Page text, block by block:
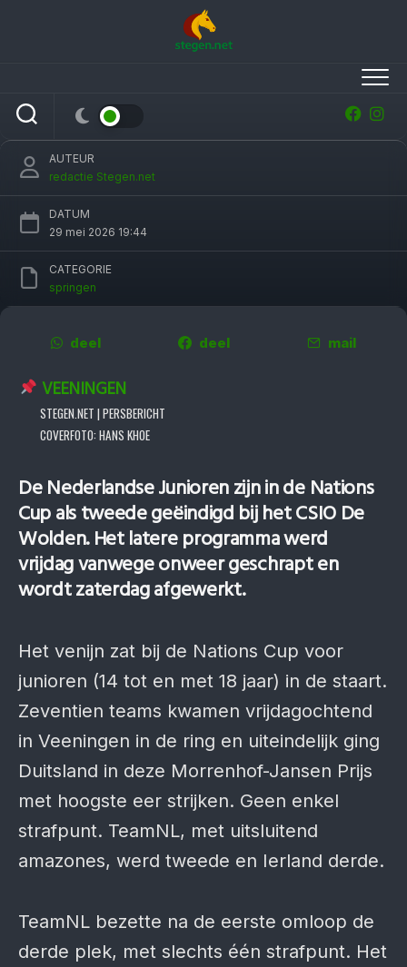
avondprogramma geschrapt
AUTEUR
redactie Stegen.net
DATUM
29 mei 2026 19:44
CATEGORIE
springen
deel deel mail
VEENINGEN
STEGEN.NET | PERSBERICHT
COVERFOTO: HANS KHOE
De Nederlandse Junioren zijn in de Nations
Cup als tweede geëindigd bij het CSIO De
Wolden. Het latere programma werd
vrijdag vanwege onweer geschrapt en
wordt zaterdag afgewerkt.
Het venijn zat bij de Nations Cup voor
junioren (14 tot en met 18 jaar) in de staart.
Zeventien teams kwamen vrijdagochtend
in Veeningen in de ring en uiteindelijk ging
Duitsland in deze Morrenhof-Jansen Prijs
met hoogste eer strijken. Geen enkel
strafpunt. TeamNL, met uitsluitend
amazones, werd tweede en Ierland derde.
TeamNL bezette na de eerste omloop de
derde plek, met slechts één strafpunt. Het